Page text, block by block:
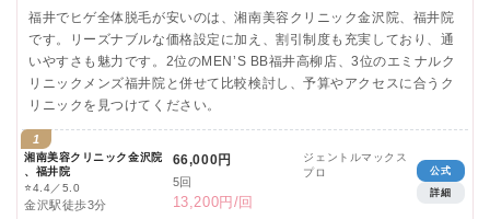
福井でヒゲ全体脱毛が安いのは、湘南美容クリニック金沢院、福井院
です。リーズナブルな価格設定に加え、割引制度も充実しており、通
いやすさも魅力です。2位のMEN’S BB福井高柳店、3位のエミナルク
リニックメンズ福井院と併せて比較検討し、予算やアクセスに合うク
リニックを見つけてください。
1
湘南美容クリニック金沢院
、福井院
⭐4.4／5.0
金沢駅徒歩3分
66,000円
5回
13,200円/回
ジェントルマックス
プロ
公式
詳細